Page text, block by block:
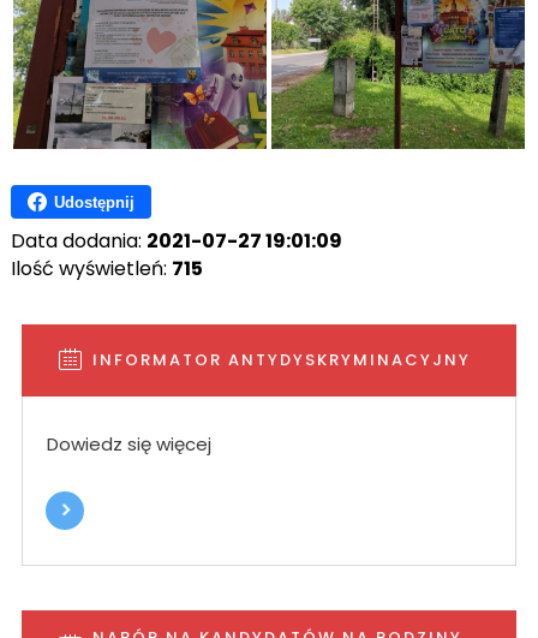
Udostępnij
Data dodania: 2021-07-27 19:01:09
Ilość wyświetleń: 715
INFORMATOR ANTYDYSKRYMINACYJNY
Dowiedz się więcej